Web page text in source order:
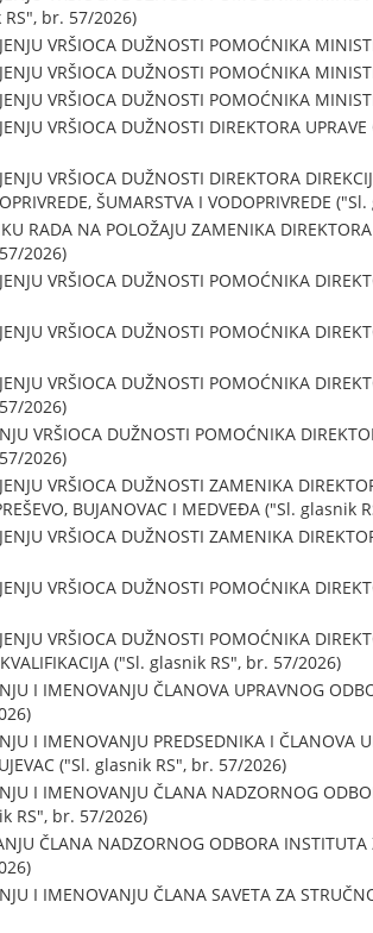
RS", br. 57/2026)
VRŠIOCA DUŽNOSTI POMOĆNIKA
VRŠIOCA DUŽNOSTI POMOĆNIKA
VRŠIOCA DUŽNOSTI POMOĆNIKA
VRŠIOCA DUŽNOSTI DIREKTORA
VRŠIOCA DUŽNOSTI DIREKTORA
ŠUMARSTVA I VODOPRIVREDE
RADA NA POLOŽAJU ZAMENIKA
2026)
VRŠIOCA DUŽNOSTI POMOĆNIKA
VRŠIOCA DUŽNOSTI POMOĆNIKA
VRŠIOCA DUŽNOSTI POMOĆNIKA
2026)
VRŠIOCA DUŽNOSTI POMOĆNIKA
2026)
VRŠIOCA DUŽNOSTI ZAMENIKA
BUJANOVAC I MEDVEĐA ("Sl. glasnik
VRŠIOCA DUŽNOSTI ZAMENIKA
VRŠIOCA DUŽNOSTI POMOĆNIKA
VRŠIOCA DUŽNOSTI POMOĆNIKA
("Sl. glasnik RS", br. 57/2026)
I IMENOVANJU ČLANOVA UPRAVNOG
I IMENOVANJU PREDSEDNIKA I
("Sl. glasnik RS", br. 57/2026)
I IMENOVANJU ČLANA NADZORNOG
RS", br. 57/2026)
ČLANA NADZORNOG ODBORA
I IMENOVANJU ČLANA SAVETA ZA